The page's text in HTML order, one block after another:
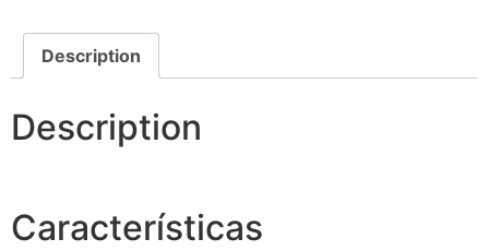
Description
Description
Características